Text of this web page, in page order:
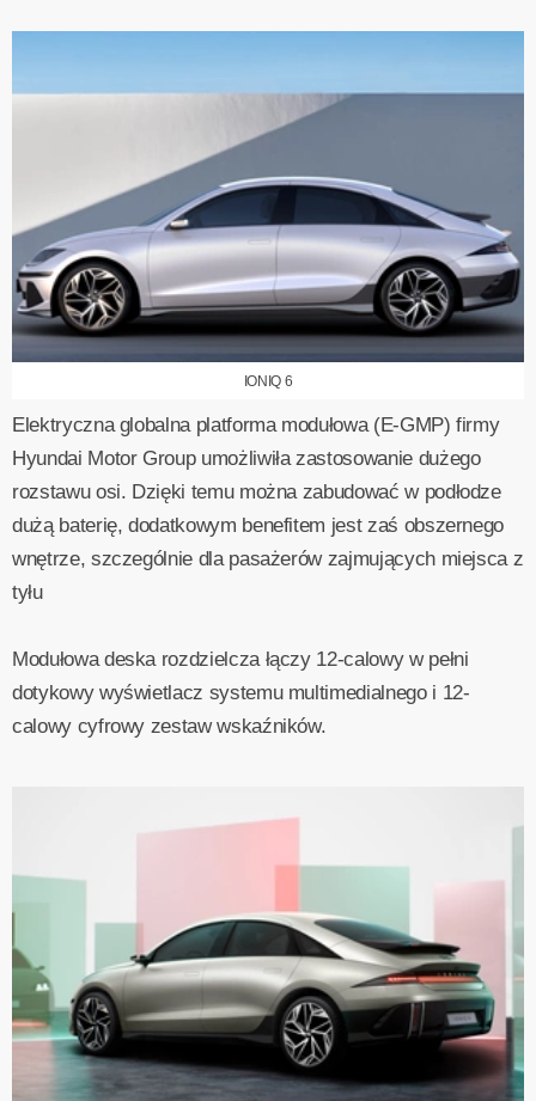
IONIQ 6
Elektryczna globalna platforma modułowa (E-GMP) firmy
Hyundai Motor Group umożliwiła zastosowanie dużego
rozstawu osi. Dzięki temu można zabudować w podłodze
dużą baterię, dodatkowym benefitem jest zaś obszernego
wnętrze, szczególnie dla pasażerów zajmujących miejsca z
tyłu
Modułowa deska rozdzielcza łączy 12-calowy w pełni
dotykowy wyświetlacz systemu multimedialnego i 12-
calowy cyfrowy zestaw wskaźników.